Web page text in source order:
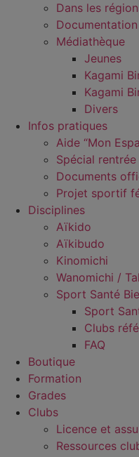
Dans les
Documentation
Médiathèque
Jeunes
Kagami
Kagami
Divers
Infos pratiques
Aide “Mon
Spécial rentrée
Documents
Projet sportif
Disciplines
Aïkido
Aïkibudo
Kinomichi
Wanomichi /
Sport Santé
Sport
Clubs
FAQ
Boutique
Formation
Grades
Clubs
Licence et
Ressources